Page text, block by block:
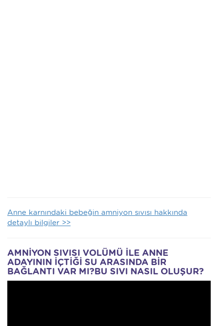
Anne karnındaki bebeğin amniyon sıvısı hakkında
detaylı bilgiler >>
AMNİYON SIVISI VOLÜMÜ İLE ANNE
ADAYININ İÇTİĞİ SU ARASINDA BİR
BAĞLANTI VAR MI?BU SIVI NASIL OLUŞUR?